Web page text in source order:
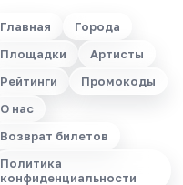
Главная
Города
Площадки
Артисты
Рейтинги
Промокоды
О нас
Возврат билетов
Политика
конфиденциальности